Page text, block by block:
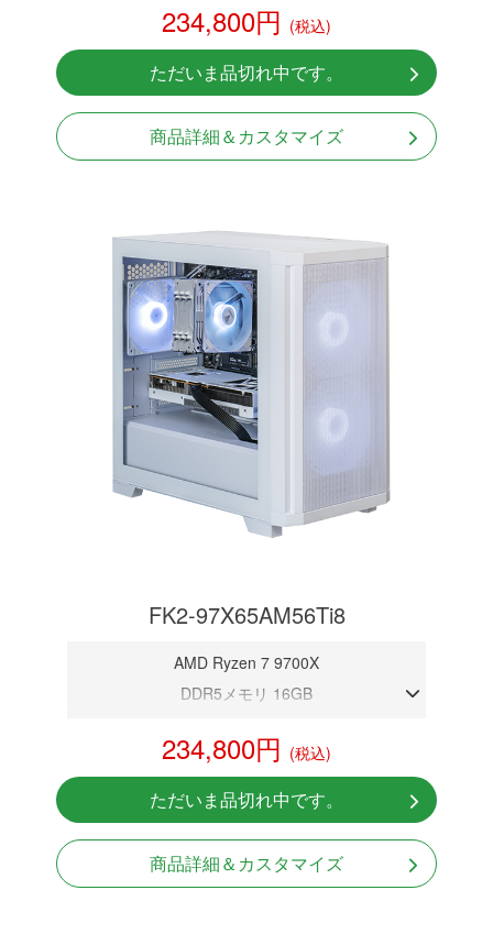
NVMeSSD 1TB
Windows11 Home 64bit
234,800円 (税込)
ただいま品切れ中です。
商品詳細＆カスタマイズ
FK2-97X65AM56Ti8
AMD Ryzen 7 9700X
DDR5メモリ 16GB
NVMeSSD 1TB
Windows11 Home 64bit
234,800円 (税込)
ただいま品切れ中です。
商品詳細＆カスタマイズ